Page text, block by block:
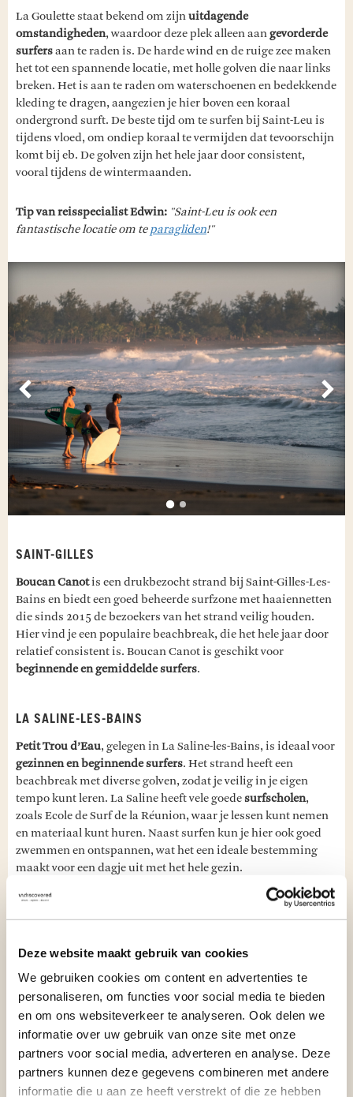
Deze website maakt gebruik van cookies
We gebruiken cookies om content en advertenties te
personaliseren, om functies voor social media te bieden
en om ons websiteverkeer te analyseren. Ook delen we
informatie over uw gebruik van onze site met onze
partners voor social media, adverteren en analyse. Deze
partners kunnen deze gegevens combineren met andere
informatie die u aan ze heeft verstrekt of die ze hebben
La Goulette staat bekend om zijnuitdagende
omstandigheden, waardoor deze plek alleen aangevorderde
surfersaan te raden is. De harde wind en de ruige zee maken
het tot een spannende locatie, met holle golven die naar links
breken. Het is aan te raden om waterschoenen en bedekkende
kleding te dragen, aangezien je hier boven een koraal
ondergrond surft. De beste tijd om te surfen bij Saint-Leu is
tijdens vloed, om ondiep koraal te vermijden dat tevoorschijn
komt bij eb. De golven zijn het hele jaar door consistent,
vooral tijdens de wintermaanden.
Tip van reisspecialist Edwin: "Saint-Leu is ook een
fantastische locatie om teparagliden!"
Vorige
SAINT-GILLES
Boucan Canotis een drukbezocht strand bij Saint-Gilles-Les-
Bains en biedt een goed beheerde surfzone met haaiennetten
die sinds 2015 de bezoekers van het strand veilig houden.
Hier vind je een populaire beachbreak, die het hele jaar door
relatief consistent is. Boucan Canot is geschikt voor
beginnende en gemiddelde surfers.
LA SALINE-LES-BAINS
Petit Trou d’Eau, gelegen in La Saline-les-Bains, is ideaal voor
gezinnen en beginnende surfers. Het strand heeft een
beachbreak met diverse golven, zodat je veilig in je eigen
tempo kunt leren. La Saline heeft vele goedesurfscholen,
zoals Ecole de Surf de la Réunion, waar je lessen kunt nemen
en materiaal kunt huren. Naast surfen kun je hier ook goed
zwemmen en ontspannen, wat het een ideale bestemming
maakt voor een dagje uit met het hele gezin.
BELANGRIJKE MAATREGELEN
Surfen is op Réunion alleen toegestaan in de zogenaamde
specifiek bedoeld zijn voor watersportactiviteiten. Deze zones
zorgen ervoor dat surfers, zwemmers, boten en andere
watersporters veilig van het water kunnen genieten zonder
elkaar in de weg te zitten, en helpen ook om kwetsbare
mariene ecosystemen, zoals koraalriffen, te beschermen
tegen aantasting door watersport. De bovengenoemde
surfspots liggen allemaal in ZONEX-gebieden.